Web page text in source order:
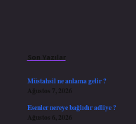
Son Yazılar
Müstahsil ne anlama gelir ?
Ağustos 7, 2026
Esenler nereye bağlıdır adliye ?
Ağustos 6, 2026